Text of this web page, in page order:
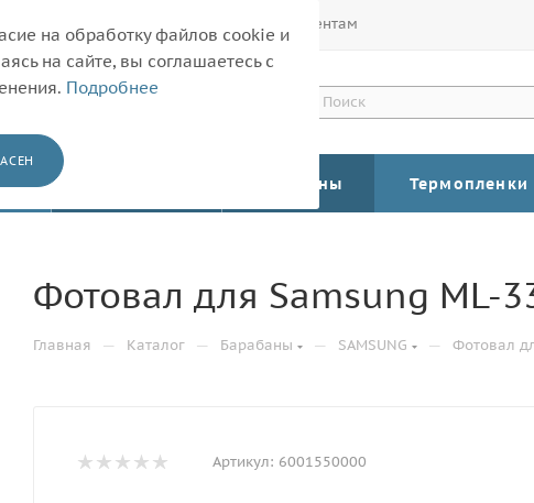
Корпоративным клиентам
Барабаны Термопленки
Фотовал для Samsung ML-
Главная — Каталог — Барабаны — SAMSUNG — Фотовал
Артикул: 6001550000
на обработку файлов cookie и
на сайте, вы соглашаетесь с
Подробнее